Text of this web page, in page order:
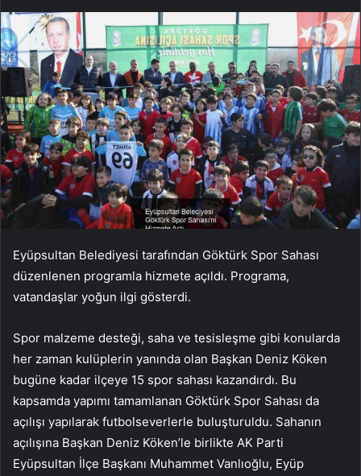
Eyüpsultan Belediyesi tarafından Göktürk Spor Sahası
düzenlenen programla hizmete açıldı. Programa,
vatandaşlar yoğun ilgi gösterdi.
Spor malzeme desteği, saha ve tesisleşme gibi konularda
her zaman kulüplerin yanında olan Başkan Deniz Köken
bugüne kadar ilçeye 15 spor sahası kazandırdı. Bu
kapsamda yapımı tamamlanan Göktürk Spor Sahası da
açılışı yapılarak futbolseverlerle buluşturuldu. Sahanın
açılışına Başkan Deniz Köken’le birlikte AK Parti
Eyüpsultan İlçe Başkanı Muhammet Vanlıoğlu, Eyüp